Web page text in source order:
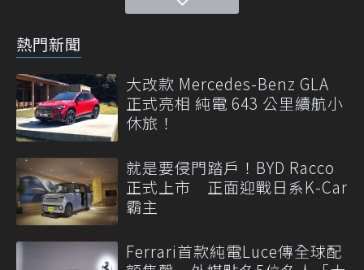
熱門新聞
大改款 Mercedes-Benz GLA
正式亮相 純電 643 公里續航小
休旅！
就是要侵門踏戶！BYD Racco
正式上市 正面迎戰日系K-Car
霸主
Ferrari首款純電Luce傳全球配